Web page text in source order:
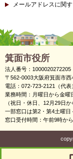
メールアドレスに関
箕面市役所
法人番号：1000020272205
〒562-0003大阪府箕面市
電話：072-723-2121（代表
業務時間：月曜日から金曜
（祝日・休日、12月29日か
一部窓口は第2・第4土曜日
窓口受付時間：午前9時か